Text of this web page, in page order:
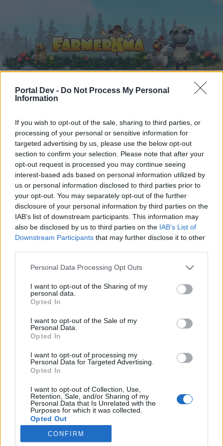
Portal Dev - Do Not Process My Personal
Information
If you wish to opt-out of the sale, sharing to third parties, or
processing of your personal or sensitive information for
targeted advertising by us, please use the below opt-out
section to confirm your selection. Please note that after your
opt-out request is processed you may continue seeing
interest-based ads based on personal information utilized by
us or personal information disclosed to third parties prior to
your opt-out. You may separately opt-out of the further
disclosure of your personal information by third parties on the
IAB’s list of downstream participants. This information may
also be disclosed by us to third parties on the IAB’s List of
Downstream Participants that may further disclose it to other
Personal Data Processing Opt Outs
I want to opt-out of the Sharing of my
personal data.
Opted In
I want to opt-out of the Sale of my
Personal Data.
Opted In
I want to opt-out of processing my
Personal Data for Targeted Advertising.
Opted In
I want to opt-out of Collection, Use,
Retention, Sale, and/or Sharing of my
Personal Data that Is Unrelated with the
Purposes for which it was collected.
Opted Out
CONFIRM
Foren ... Archiv Rest Werkzeuge nach dem ABC (4)
Mitglieder, denen der Beitrag #2033
gefällt
Liebe(r) Forum-Leser/in,
wenn Du in diesem Forum aktiv an den
Gesprächen teilnehmen oder eigene Themen
Spielaccount besitzt, bitte registriere Dich neu.
unserem Forum!„Zum Spiel“
Thema: Werkzeuge nach dem ABC (4)
1 Februar 2025
*schokolade61*
Lebende Forenlegende
Beiträge:
1 Februar 2025
Tammoo
6.000
Sweet_Bubble
Lebende Forenlegende
6.000
Startseite
Letzte Beiträge